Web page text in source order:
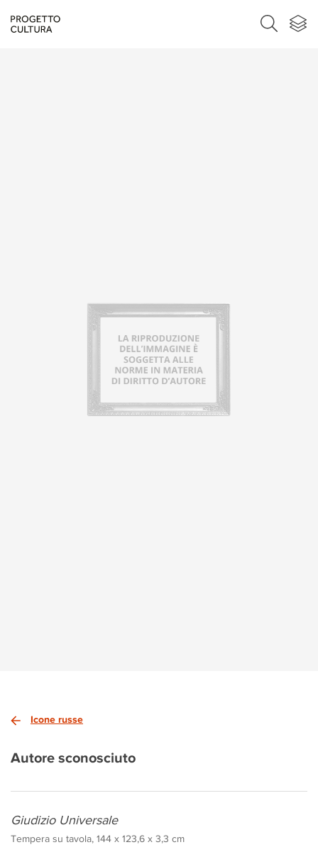
Icone russe
Autore sconosciuto
Giudizio Universale
Tempera su tavola, 144 x 123,6 x 3,3 cm